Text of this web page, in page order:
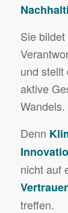
Sie
und stellt
aktive
Wandels.
Denn
nicht auf
treffen.